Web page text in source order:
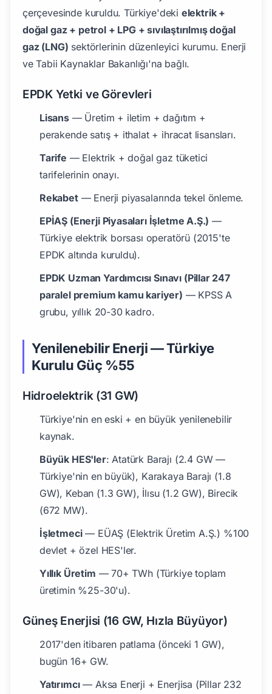
çerçevesinde kuruldu. Türkiye'deki elektrik +
doğal gaz + petrol + LPG + sıvılaştırılmış doğal
gaz (LNG) sektörlerinin düzenleyici kurumu. Enerji
ve Tabii Kaynaklar Bakanlığı'na bağlı.
EPDK Yetki ve Görevleri
Lisans— Üretim + iletim + dağıtım +
perakende satış + ithalat + ihracat lisansları.
Tarife — Elektrik + doğal gaz tüketici
tarifelerinin onayı.
Rekabet— Enerji piyasalarında tekel önleme.
EPİAŞ (Enerji Piyasaları İşletme A.Ş.) —
Türkiye elektrik borsası operatörü (2015'te
EPDK altında kuruldu).
EPDK Uzman Yardımcısı Sınavı (Pillar 247
paralel premium kamu kariyer) — KPSS A
grubu, yıllık 20-30 kadro.
Yenilenebilir Enerji — Türkiye
Kurulu Güç %55
Hidroelektrik (31 GW)
Türkiye'nin en eski + en büyük yenilenebilir
kaynak.
Büyük HES'ler: Atatürk Barajı (2.4 GW —
Türkiye'nin en büyük), Karakaya Barajı (1.8
GW), Keban (1.3 GW), İlısu (1.2 GW), Birecik
(672 MW).
İşletmeci— EÜAŞ (Elektrik Üretim A.Ş.) %100
devlet + özel HES'ler.
Yıllık Üretim — 70+ TWh (Türkiye toplam
üretimin %25-30'u).
Güneş Enerjisi (16 GW, Hızla Büyüyor)
2017'den itibaren patlama (önceki 1 GW),
bugün 16+ GW.
Yatırımcı— Aksa Enerji + Enerjisa (Pillar 232